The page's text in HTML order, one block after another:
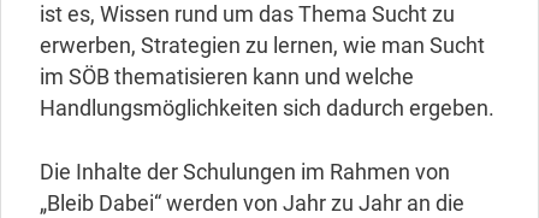
ist es, Wissen rund um das Thema Sucht zu
erwerben, Strategien zu lernen, wie man Sucht
im SÖB thematisieren kann und welche
Handlungsmöglichkeiten sich dadurch ergeben.
Die Inhalte der Schulungen im Rahmen von
„Bleib Dabei“ werden von Jahr zu Jahr an die